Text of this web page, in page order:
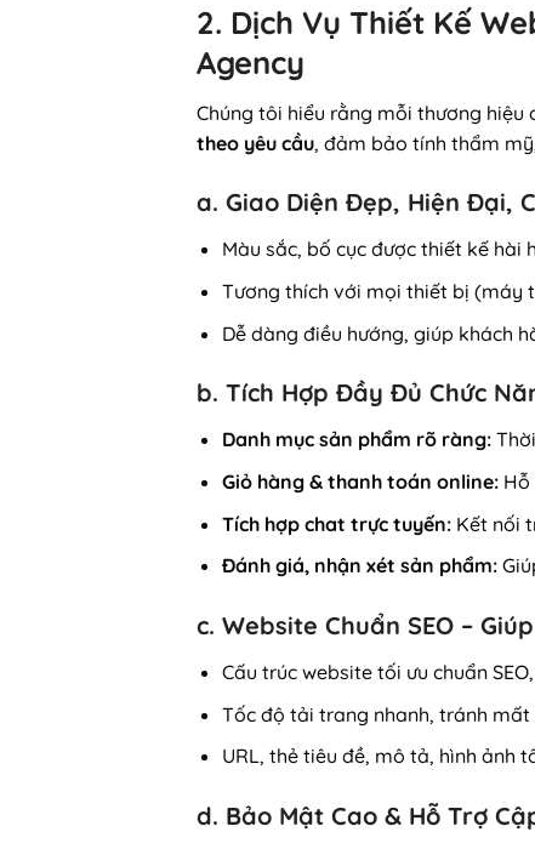
2. Dịch Vụ Thiết Kế
Agency
Chúng tôi hiểu rằng mỗi thương hiệu
theo yêu cầu, đảm bảo tính thẩm
a. Giao Diện Đẹp, Hiện Đại,
Màu sắc, bố cục được thiết kế hài
Tương thích với mọi thiết bị (máy
Dễ dàng điều hướng, giúp khách
b. Tích Hợp Đầy Đủ Chức
Danh mục sản phẩm rõ ràng:
Giỏ hàng & thanh toán online:Hỗ
Tích hợp chat trực tuyến:Kết nối
Đánh giá, nhận xét sản phẩm:
c. Website Chuẩn SEO –
Cấu trúc website tối ưu chuẩn
Tốc độ tải trang nhanh, tránh
URL, thẻ tiêu đề, mô tả, hình ảnh
d. Bảo Mật Cao & Hỗ Trợ